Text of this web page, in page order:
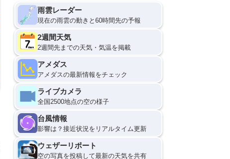
9 12
雨雲レーダー
現在の雨雲の動きと60時間先の予報
2週間天気
2週間先までの天気・気温を掲載
アメダス
アメダスの最新情報をチェック
ライブカメラ
全国2500地点の空の様子
台風情報
影響は？接近状況をリアルタイム更新
ウェザーリポート
空の写真を投稿して最新の天気を共有